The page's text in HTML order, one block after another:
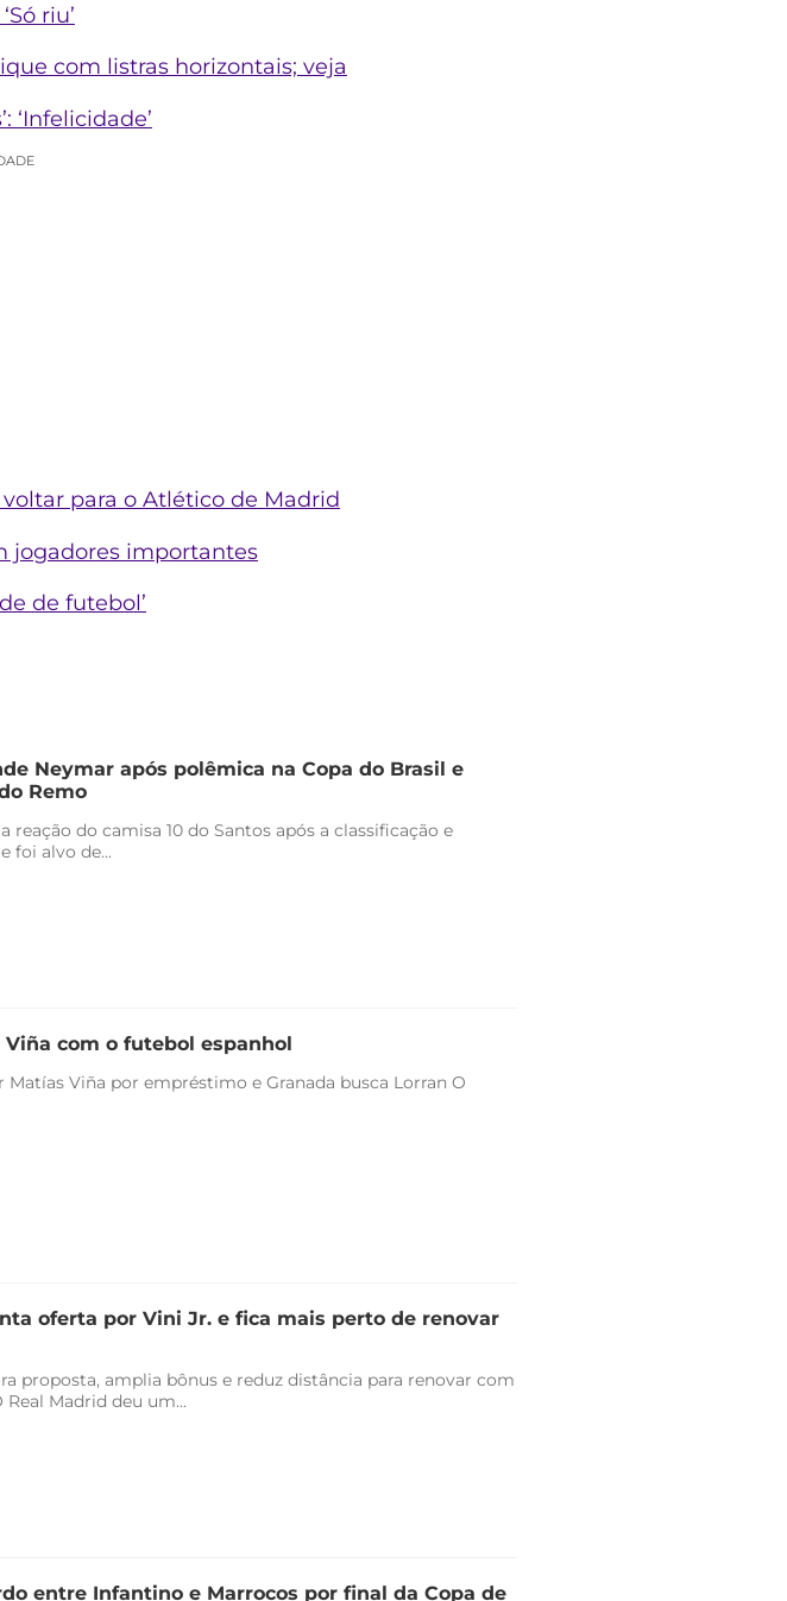
riu’
com listras horizontais; veja
‘Infelicidade’
para o Atlético de Madrid
jogadores importantes
de futebol’
Neymar após polêmica na Copa do Brasil e
Remo
reação do camisa 10 do Santos após a classificação e
foi alvo de...
com o futebol espanhol
Matías Viña por empréstimo e Granada busca Lorran O
oferta por Vini Jr. e fica mais perto de renovar
proposta, amplia bônus e reduz distância para renovar com
Madrid deu um...
entre Infantino e Marrocos por final da Copa de